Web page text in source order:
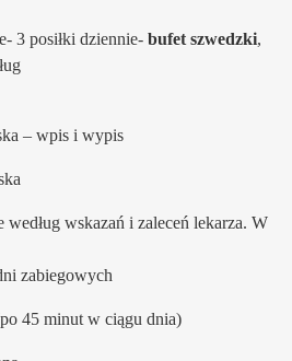
3 posiłki dziennie- bufet szwedzki,
– wpis i wypis
według wskazań i zaleceń lekarza. W
zabiegowych
45 minut w ciągu dnia)